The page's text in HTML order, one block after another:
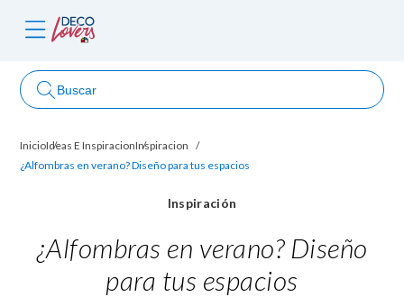
Buscar
InicioIdeas E InspiracionInspiracion
¿Alfombras en verano? Diseño para tus espacios
Inspiración
¿Alfombras en verano? Diseño
para tus espacios